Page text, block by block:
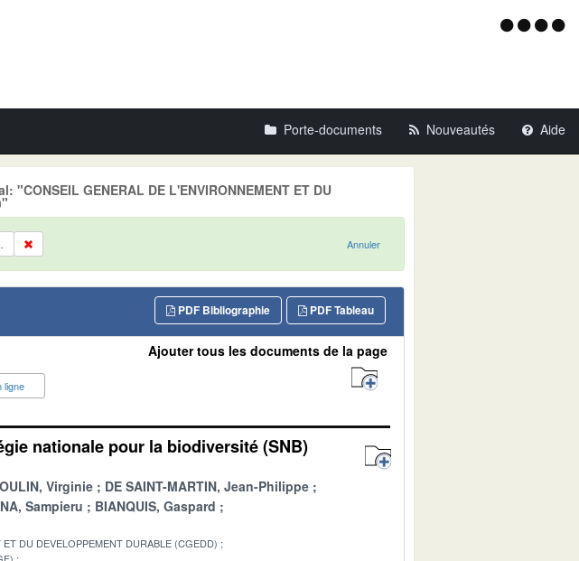
Menu
Porte-documents Nouveautés Aide
GENERAL DE L'ENVIRONNEMENT ET DU
Annuler
PDF Tableau
PDF Bibliographie
ligne
Ajouter tous les documents de la page
nationale pour la biodiversité (SNB)
Virginie
DE SAINT-MARTIN, Jean-Philippe
Sampieru
BIANQUIS, Gaspard
DU DEVELOPPEMENT DURABLE (CGEDD)